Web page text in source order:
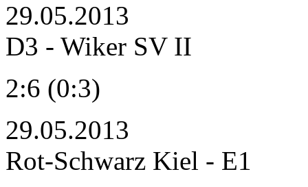
29.05.2013
D3 - Wiker SV II
2:6 (0:3)
29.05.2013
Rot-Schwarz Kiel - E1